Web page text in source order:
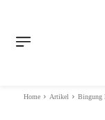
Home Artikel
Bingung